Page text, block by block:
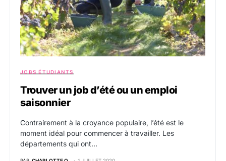
JOBS ÉTUDIANTS
Trouver un job d’été ou un emploi
saisonnier
Contrairement à la croyance populaire, l’été est le
moment idéal pour commencer à travailler. Les
départements qui ont…